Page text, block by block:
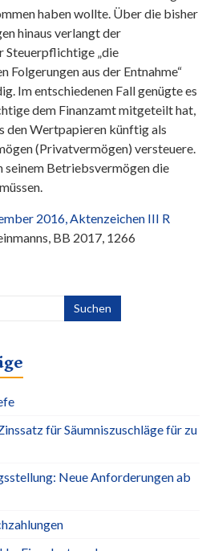
haben wollte. Über die bisher
hinaus verlangt der
Steuerpflichtige „die
Folgerungen aus der Entnahme“
Im entschiedenen Fall genügte es
dem Finanzamt mitgeteilt hat,
den Wertpapieren künftig als
(Privatvermögen) versteuere.
seinem Betriebsvermögen die
2016, Aktenzeichen III R
BB 2017, 1266
für Säumniszuschläge für zu
Neue Anforderungen ab